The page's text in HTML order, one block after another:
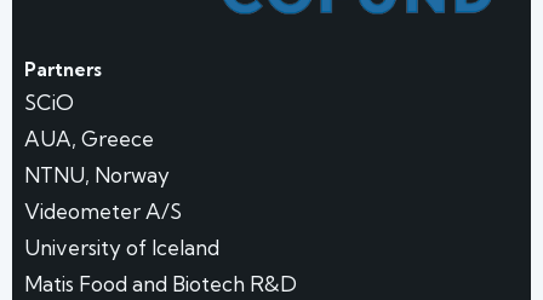
Partners
SCiO
AUA, Greece
NTNU, Norway
Videometer A/S
University of Iceland
Matis Food and Biotech R&D